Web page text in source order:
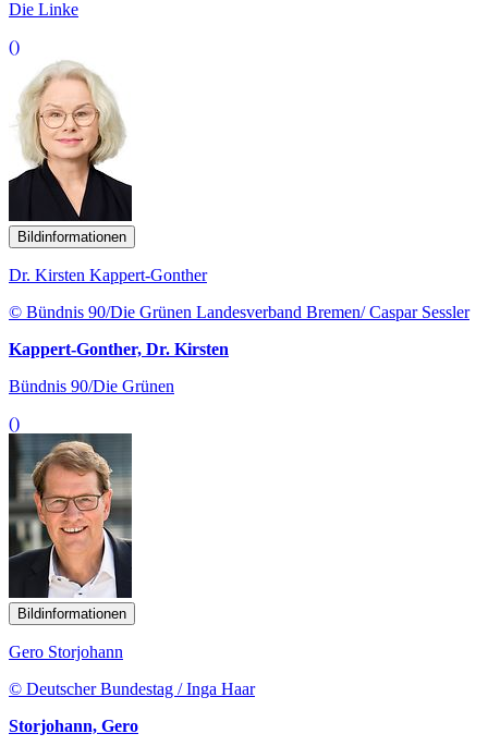
Die Linke
()
Bildinformationen
Dr. Kirsten Kappert-Gonther
© Bündnis 90/Die Grünen Landesverband Bremen/ Caspar Sessler
Kappert-Gonther, Dr. Kirsten
Bündnis 90/Die Grünen
()
Bildinformationen
Gero Storjohann
© Deutscher Bundestag / Inga Haar
Storjohann, Gero